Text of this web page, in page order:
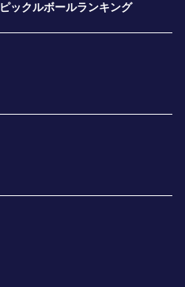
ピックルボールランキング